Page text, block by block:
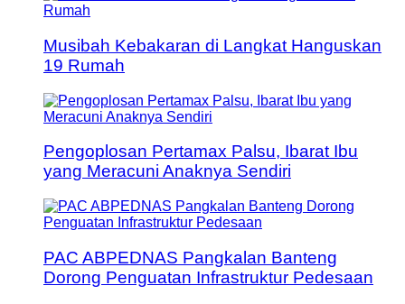
Musibah Kebakaran di Langkat Hanguskan
19 Rumah
Pengoplosan Pertamax Palsu, Ibarat Ibu
yang Meracuni Anaknya Sendiri
PAC ABPEDNAS Pangkalan Banteng
Dorong Penguatan Infrastruktur Pedesaan